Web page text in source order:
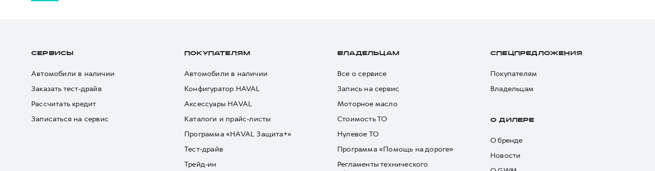
СЕРВИСЫ
Автомобили в наличии
Заказать тест-драйв
Рассчитать кредит
Записаться на сервис
ПОКУПАТЕЛЯМ
Автомобили в наличии
Конфигуратор HAVAL
Аксессуары HAVAL
Каталоги и прайс-листы
Программа «HAVAL Защита+»
Тест-драйв
Трейд-ин
ВЛАДЕЛЬЦАМ
Все о сервисе
Запись на сервис
Моторное масло
Стоимость ТО
Нулевое ТО
Программа «Помощь на дороге»
Регламенты технического
СПЕЦПРЕДЛОЖЕНИЯ
Покупателям
Владельцам
О ДИЛЕРЕ
О бренде
Новости